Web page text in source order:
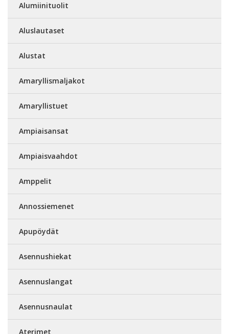
Alumiinituolit
Aluslautaset
Alustat
Amaryllismaljakot
Amaryllistuet
Ampiaisansat
Ampiaisvaahdot
Amppelit
Annossiemenet
Apupöydät
Asennushiekat
Asennuslangat
Asennusnaulat
Aterimet